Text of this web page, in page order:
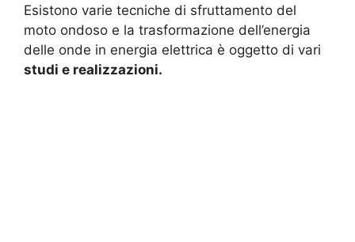
Esistono varie tecniche di sfruttamento del
moto ondoso e la trasformazione dell’energia
delle onde in energia elettrica è oggetto di vari
studi e realizzazioni.